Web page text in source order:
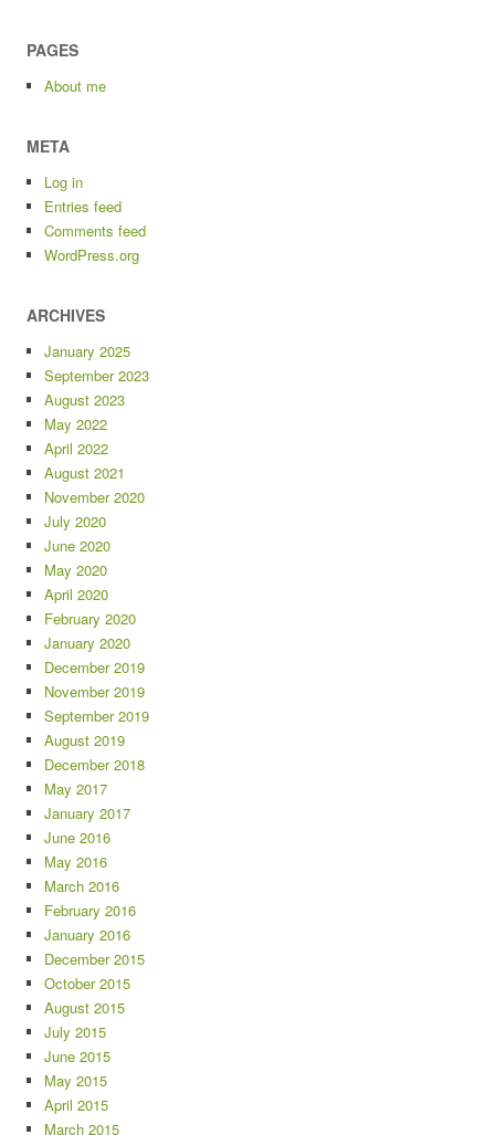
PAGES
About me
META
Log in
Entries feed
Comments feed
WordPress.org
ARCHIVES
January 2025
September 2023
August 2023
May 2022
April 2022
August 2021
November 2020
July 2020
June 2020
May 2020
April 2020
February 2020
January 2020
December 2019
November 2019
September 2019
August 2019
December 2018
May 2017
January 2017
June 2016
May 2016
March 2016
February 2016
January 2016
December 2015
October 2015
August 2015
July 2015
June 2015
May 2015
April 2015
March 2015